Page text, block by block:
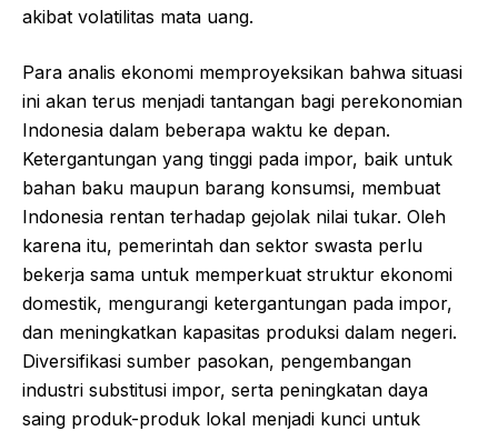
akibat volatilitas mata uang.
Para analis ekonomi memproyeksikan bahwa situasi
ini akan terus menjadi tantangan bagi perekonomian
Indonesia dalam beberapa waktu ke depan.
Ketergantungan yang tinggi pada impor, baik untuk
bahan baku maupun barang konsumsi, membuat
Indonesia rentan terhadap gejolak nilai tukar. Oleh
karena itu, pemerintah dan sektor swasta perlu
bekerja sama untuk memperkuat struktur ekonomi
domestik, mengurangi ketergantungan pada impor,
dan meningkatkan kapasitas produksi dalam negeri.
Diversifikasi sumber pasokan, pengembangan
industri substitusi impor, serta peningkatan daya
saing produk-produk lokal menjadi kunci untuk